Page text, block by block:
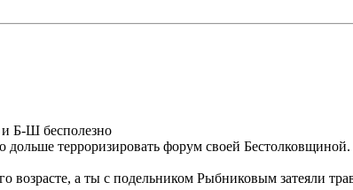
и Б-Ш бесполезно
дольше терроризировать форум своей Бестолковщиной.
возрасте, а ты с подельником Рыбниковым затеяли